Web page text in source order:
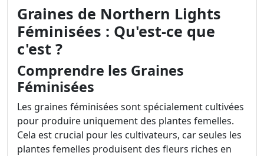
Graines de Northern Lights
Féminisées : Qu'est-ce que
c'est ?
Comprendre les Graines
Féminisées
Les graines féminisées sont spécialement cultivées
pour produire uniquement des plantes femelles.
Cela est crucial pour les cultivateurs, car seules les
plantes femelles produisent des fleurs riches en